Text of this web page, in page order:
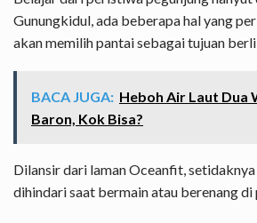
Gunungkidul, ada beberapa hal yang
akan memilih pantai sebagai tujuan
BACA JUGA: Heboh Air Laut Dua
Baron, Kok Bisa?
Dilansir dari laman Oceanfit, setidaknya
dihindari saat bermain atau berenang di